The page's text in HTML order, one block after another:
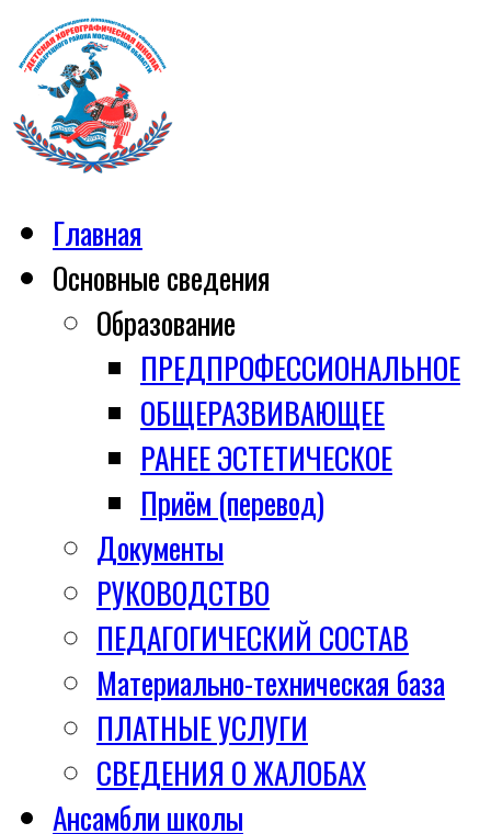
Главная
Основные сведения
Образование
ПРЕДПРОФЕССИОНАЛЬНОЕ
ОБЩЕРАЗВИВАЮЩЕЕ
РАНЕЕ ЭСТЕТИЧЕСКОЕ
Приём (перевод)
Документы
РУКОВОДСТВО
ПЕДАГОГИЧЕСКИЙ СОСТАВ
Материально-техническая база
ПЛАТНЫЕ УСЛУГИ
СВЕДЕНИЯ О ЖАЛОБАХ
Ансамбли школы